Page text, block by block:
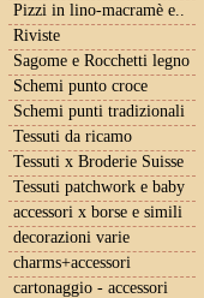
Pizzi in lino-macramè e..
Riviste
Sagome e Rocchetti legno
Schemi punto croce
Schemi punti tradizionali
Tessuti da ricamo
Tessuti x Broderie Suisse
Tessuti patchwork e baby
accessori x borse e simili
decorazioni varie
charms+accessori
cartonaggio - accessori